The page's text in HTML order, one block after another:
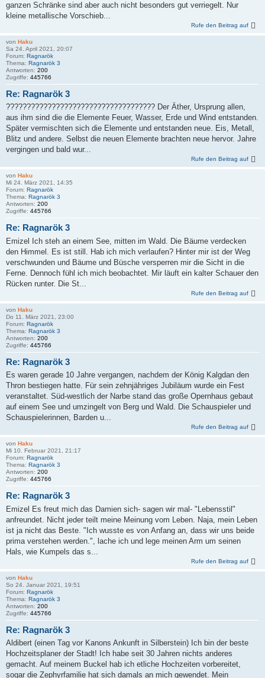
ganzen Schränke sind aber auch nicht besonders gut verriegelt. Nur
kleine metallische Vorschieb...
Rufe den Beitrag auf
von Haku
Sa 24. April 2021, 20:07
Forum: Ragnarök
Thema: Ragnarök 3
Antworten: 200
Zugriffe: 445766
Re: Ragnarök 3
???????????????????????????????????? Der Äther, Ursprung allen,
aus ihm sind die die Elemente Feuer, Wasser, Erde und Wind entstanden.
Später vermischten sich die Elemente und entstanden neue. Eis, Metall,
Blitz und andere. Selbst die neuen Elemente brachten neue hervor. Jahre
vergingen und bald wur...
Rufe den Beitrag auf
von Haku
Mi 24. März 2021, 14:35
Forum: Ragnarök
Thema: Ragnarök 3
Antworten: 200
Zugriffe: 445766
Re: Ragnarök 3
Emizel Ich steh an einem See, mitten im Wald. Die Bäume verdecken
den Himmel. Es ist still. Hab ich mich verlaufen? Hinter mir ist der Weg
verschwunden und Bäume und Büsche versperren mir die Sicht in die
Ferne. Dennoch fühl ich mich beobachtet. Mir läuft ein kalter Schauer den
Rücken runter. Die St...
Rufe den Beitrag auf
von Haku
Do 11. März 2021, 23:00
Forum: Ragnarök
Thema: Ragnarök 3
Antworten: 200
Zugriffe: 445766
Re: Ragnarök 3
Es waren gerade 10 Jahre vergangen, nachdem der König Kalgdan den
Thron bestiegen hatte. Für sein zehnjähriges Jubiläum wurde ein Fest
veranstaltet. Süd-westlich der Narbe stand das große Opernhaus gebaut
auf einem See und umzingelt von Berg und Wald. Die Schauspieler und
Schauspielerinnen, Barden u...
Rufe den Beitrag auf
von Haku
Mi 10. Februar 2021, 21:17
Forum: Ragnarök
Thema: Ragnarök 3
Antworten: 200
Zugriffe: 445766
Re: Ragnarök 3
Emizel Es freut mich das Damien sich- sagen wir mal- "Lebensstil"
anfreundet. Nicht jeder teilt meine Meinung vom Leben. Naja, mein Leben
ist ja nicht das Beste. "Ich wusste es von Anfang an, dass wir uns beide
prima verstehen werden.", lache ich und lege meinen Arm um seinen
Hals, wie Kumpels das s...
Rufe den Beitrag auf
von Haku
So 24. Januar 2021, 19:51
Forum: Ragnarök
Thema: Ragnarök 3
Antworten: 200
Zugriffe: 445766
Re: Ragnarök 3
Aldibert (einen Tag vor Kanons Ankunft in Silberstein) Ich bin der beste
Hochzeitsplaner der Stadt! Ich habe seit 30 Jahren nichts anderes
gemacht. Auf meinem Buckel hab ich etliche Hochzeiten vorbereitet,
sogar die Zephyrfamilie hat sich damals an mich gewendet. Mein